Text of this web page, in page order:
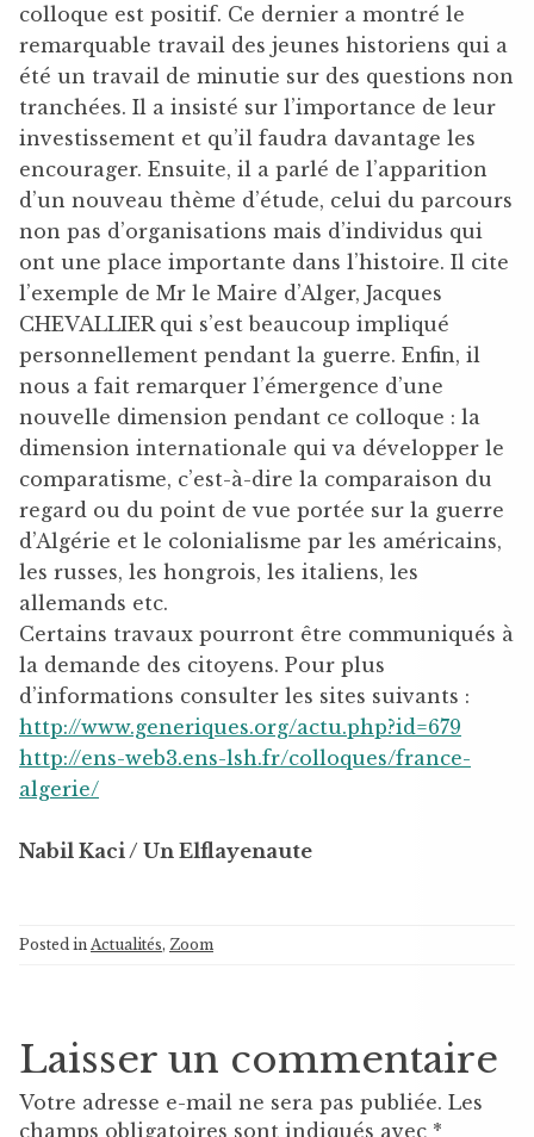
colloque est positif. Ce dernier a montré le
remarquable travail des jeunes historiens qui a
été un travail de minutie sur des questions non
tranchées. Il a insisté sur l’importance de leur
investissement et qu’il faudra davantage les
encourager. Ensuite, il a parlé de l’apparition
d’un nouveau thème d’étude, celui du parcours
non pas d’organisations mais d’individus qui
ont une place importante dans l’histoire. Il cite
l’exemple de Mr le Maire d’Alger, Jacques
CHEVALLIER qui s’est beaucoup impliqué
personnellement pendant la guerre. Enfin, il
nous a fait remarquer l’émergence d’une
nouvelle dimension pendant ce colloque : la
dimension internationale qui va développer le
comparatisme, c’est-à-dire la comparaison du
regard ou du point de vue portée sur la guerre
d’Algérie et le colonialisme par les américains,
les russes, les hongrois, les italiens, les
allemands etc.
Certains travaux pourront être communiqués à
la demande des citoyens. Pour plus
d’informations consulter les sites suivants :
http://www.generiques.org/actu.php?id=679
http://ens-web3.ens-lsh.fr/colloques/france-
algerie/
Nabil Kaci / Un Elflayenaute
Posted in Actualités, Zoom
Laisser un commentaire
Votre adresse e-mail ne sera pas publiée. Les
champs obligatoires sont indiqués avec *